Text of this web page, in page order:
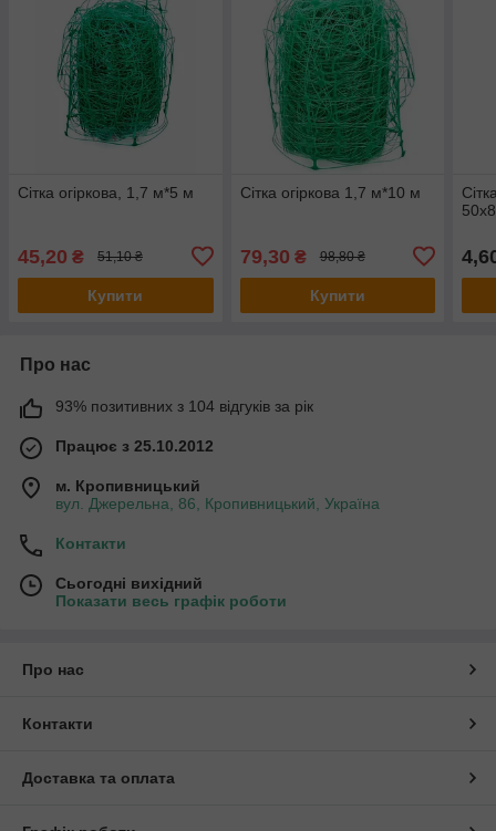
Сітка огіркова, 1,7 м*5 м
45,20 ₴ 51,10 ₴
Купити
Сітка огіркова 1,7 м*10 м
79,30 ₴ 98,80 ₴
Купити
Про нас
93% позитивних з 104 відгуків за рік
Працює з 25.10.2012
м. Кропивницький
вул. Джерельна, 86, Кропивницький, Україна
Контакти
Сьогодні вихідний
Показати весь графік роботи
Про нас
Контакти
Доставка та оплата